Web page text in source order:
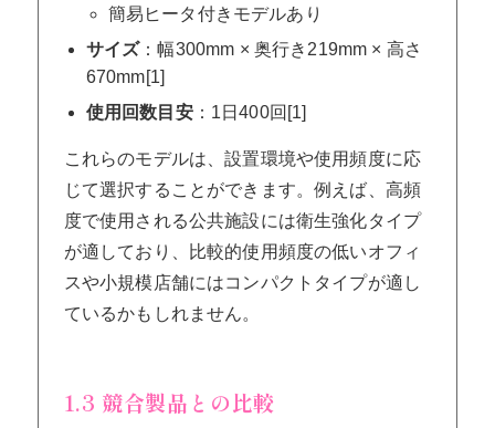
簡易ヒータ付きモデルあり
サイズ：幅300mm × 奥行き219mm × 高さ
670mm[1]
使用回数目安：1日400回[1]
これらのモデルは、設置環境や使用頻度に応
じて選択することができます。例えば、高頻
度で使用される公共施設には衛生強化タイプ
が適しており、比較的使用頻度の低いオフィ
スや小規模店舗にはコンパクトタイプが適し
ているかもしれません。
1.3 競合製品との比較